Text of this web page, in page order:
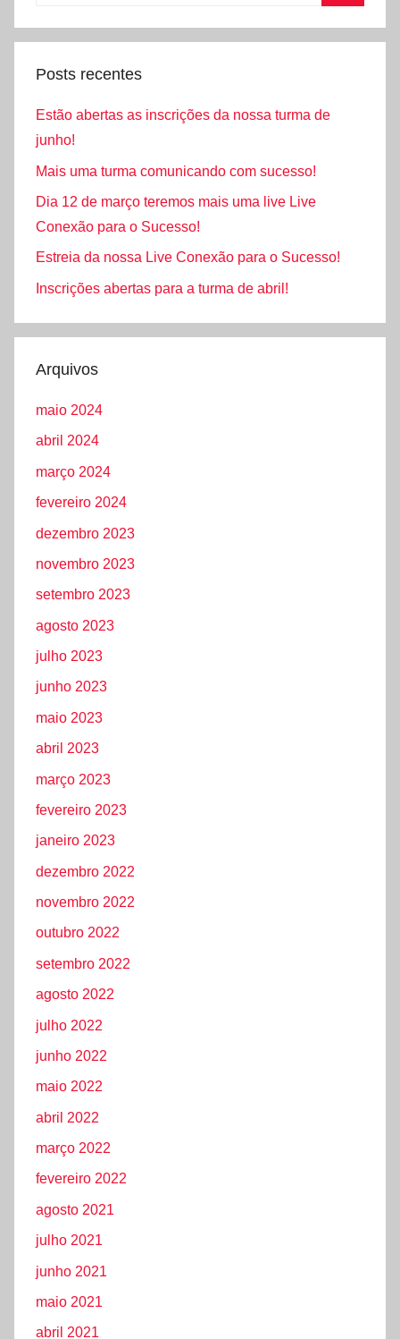
Posts recentes
Estão abertas as inscrições da nossa turma de
junho!
Mais uma turma comunicando com sucesso!
Dia 12 de março teremos mais uma live Live
Conexão para o Sucesso!
Estreia da nossa Live Conexão para o Sucesso!
Inscrições abertas para a turma de abril!
Arquivos
maio 2024
abril 2024
março 2024
fevereiro 2024
dezembro 2023
novembro 2023
setembro 2023
agosto 2023
julho 2023
junho 2023
maio 2023
abril 2023
março 2023
fevereiro 2023
janeiro 2023
dezembro 2022
novembro 2022
outubro 2022
setembro 2022
agosto 2022
julho 2022
junho 2022
maio 2022
abril 2022
março 2022
fevereiro 2022
agosto 2021
julho 2021
junho 2021
maio 2021
abril 2021